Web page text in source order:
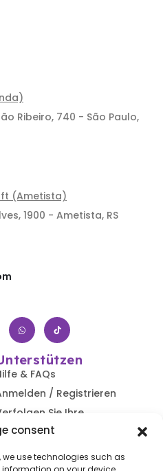
consent
we use technologies such as
Ribeiro, 740 - São Paulo,
(Ametista)
1900 - Ametista, RS
& FAQs
/ Registrieren
Sie Ihre